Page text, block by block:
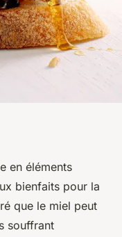
bon
?
en éléments
bienfaits pour la
que le miel peut
souffrant